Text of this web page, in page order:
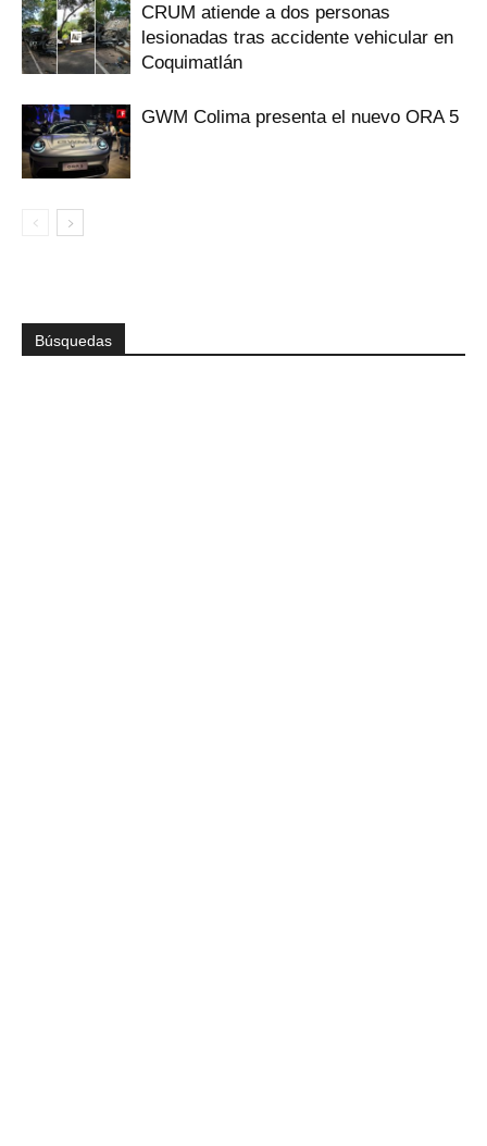
CRUM atiende a dos personas
lesionadas tras accidente vehicular en
Coquimatlán
GWM Colima presenta el nuevo ORA 5
Búsquedas